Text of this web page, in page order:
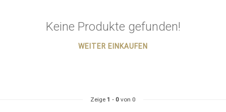
Keine Produkte gefunden!
WEITER EINKAUFEN
Zeige 1 - 0 von 0